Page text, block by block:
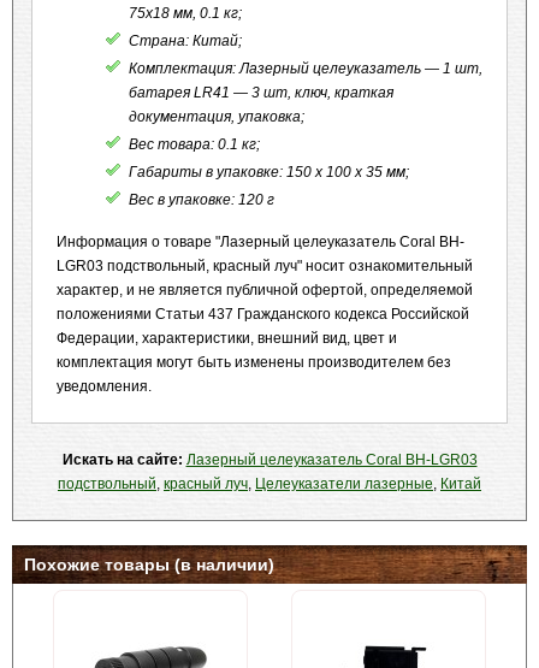
75x18 мм, 0.1 кг;
Страна: Китай;
Комплектация: Лазерный целеуказатель — 1 шт,
батарея LR41 — 3 шт, ключ, краткая
документация, упаковка;
Вес товара: 0.1 кг;
Габариты в упаковке: 150 x 100 x 35 мм;
Вес в упаковке: 120 г
Информация о товаре "Лазерный целеуказатель Coral BH-
LGR03 подствольный, красный луч" носит ознакомительный
характер, и не является публичной офертой, определяемой
положениями Статьи 437 Гражданского кодекса Российской
Федерации, характеристики, внешний вид, цвет и
комплектация могут быть изменены производителем без
уведомления.
Искать на сайте: Лазерный целеуказатель Coral BH-LGR03
подствольный, красный луч, Целеуказатели лазерные, Китай
Похожие товары (в наличии)